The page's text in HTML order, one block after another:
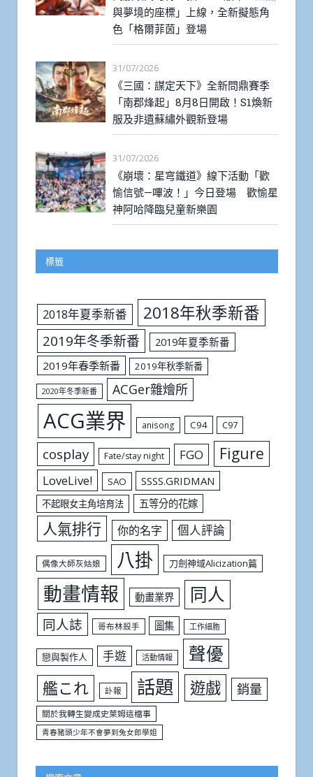
與夢境的座標」上線，全新擬態角
色「格爾菲茵」登場
31/07/2026
《三國：謀定天下》全新問鼎賽季
「南郡烽起」8月8日開啟！S1煥新
服及非遺蘇繡外觀新登場
31/07/2026
《崩壞：星穹鐵道》線下活動「歡
愉信號—嗶波！」今日登場 歡愉星
神阿哈降臨兒童新樂園
標籤
2018年夏季新番 2018年秋季新番
2019年冬季新番
2019年夏季新番
2019年春季新番
2019年秋季新番
2020年冬季新番 ACGer雜燴所
ACG業界 anisong C94 C97
cosplay Fate/stay night FGO Figure
LoveLive! SAO SSSS.GRIDMAN
不起眼女主角培育法 五等分的花嫁
人氣排行 你的名字 個人評論
偶像大師灰姑娘 八掛 刀劍神域Alicization篇
動畫情報 動畫業界 同人
同人誌 哥布林殺手 圖集 工作細胞
戀與製作人 手遊 活動情報 聲優
艦これ 訃報 話題 遊戲 銷量
關於我轉生變成史萊姆這檔事
青春豬頭少年不會夢到兔女郎學姐